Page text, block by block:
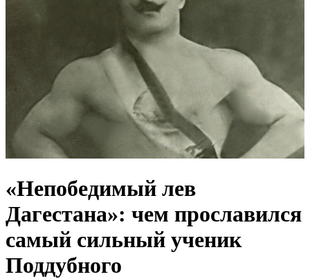
«Непобедимый лев
Дагестана»: чем прославился
самый сильный ученик
Поддубного